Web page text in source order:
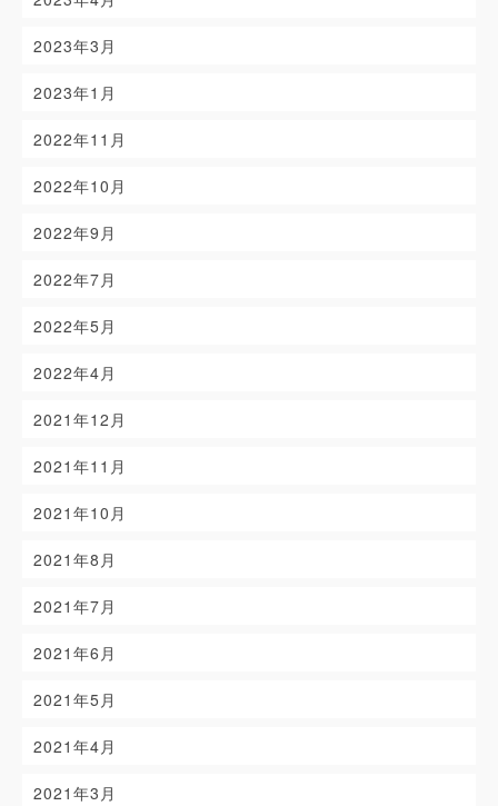
2023年3月
2023年1月
2022年11月
2022年10月
2022年9月
2022年7月
2022年5月
2022年4月
2021年12月
2021年11月
2021年10月
2021年8月
2021年7月
2021年6月
2021年5月
2021年4月
2021年3月